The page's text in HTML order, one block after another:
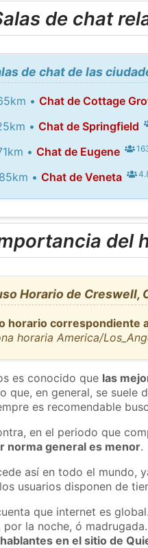
de chat
de chat de las
• Chat de Cottage
• Chat de Springfield
• Chat de Eugene
• Chat de Veneta
del
Horario de Creswell,
horario correspondiente
horaria America/
es conocido que las
que, en general, se
es recomendable
en el periodo que
norma general es menor.
así en todo el mundo,
usuarios disponen de
que internet es
por la noche, ó
en el sitio de